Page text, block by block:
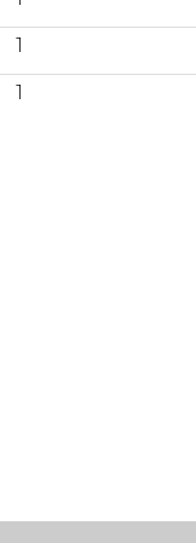
59 m²
tot 2)
1
1